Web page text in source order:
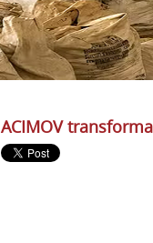
ACIMOV